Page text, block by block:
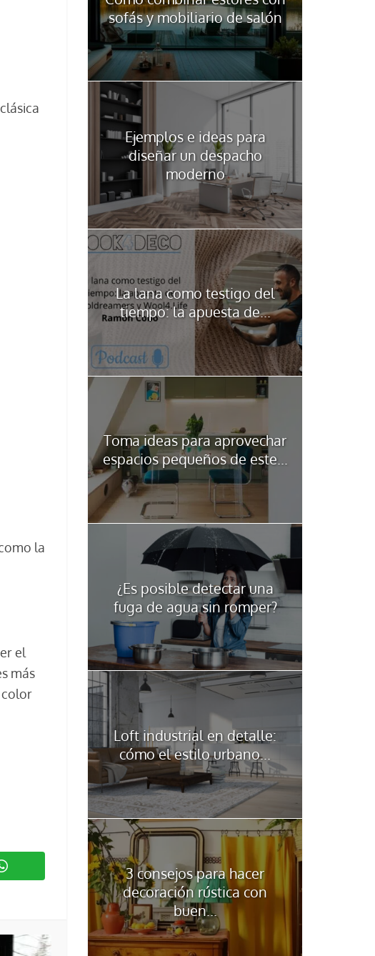
la
el
más
color
sofás y mobiliario de salón
Ejemplos e ideas para
diseñar un despacho
moderno
La lana como testigo del
tiempo: la apuesta de...
Toma ideas para aprovechar
espacios pequeños de este...
¿Es posible detectar una
fuga de agua sin romper?
Loft industrial en detalle:
cómo el estilo urbano...
3 consejos para hacer
decoración rústica con
buen...